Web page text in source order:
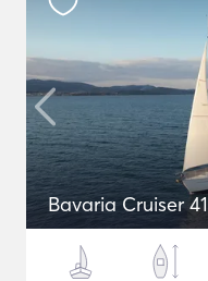
Bavaria Cruiser 41